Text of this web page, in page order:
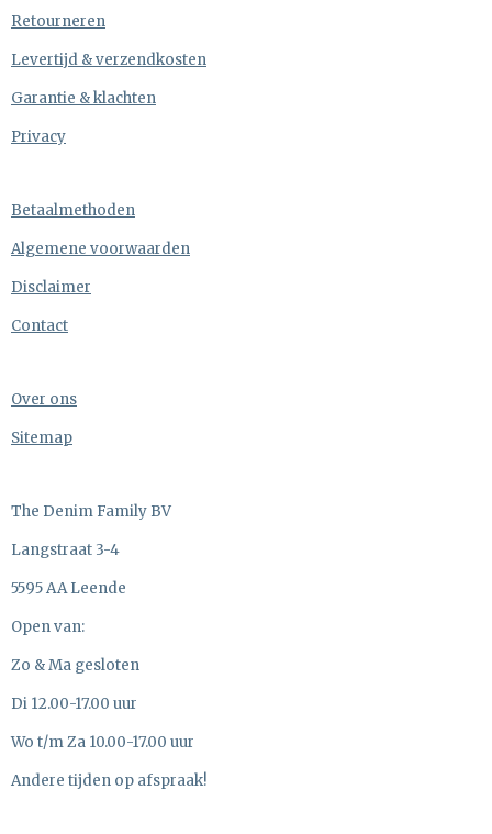
Retourneren
Levertijd & verzendkosten
Garantie & klachten
Privacy
Betaalmethoden
Algemene voorwaarden
Disclaimer
Contact
Over ons
Sitemap
The Denim Family BV
Langstraat 3-4
5595 AA Leende
Open van:
Zo & Ma gesloten
Di 12.00-17.00 uur
Wo t/m Za 10.00-17.00 uur
Andere tijden op afspraak!